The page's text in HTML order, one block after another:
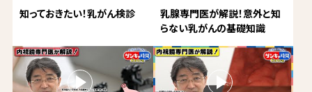
知っておきたい！乳がん検診
乳腺専門医が解説！意外と知
らない乳がんの基礎知識